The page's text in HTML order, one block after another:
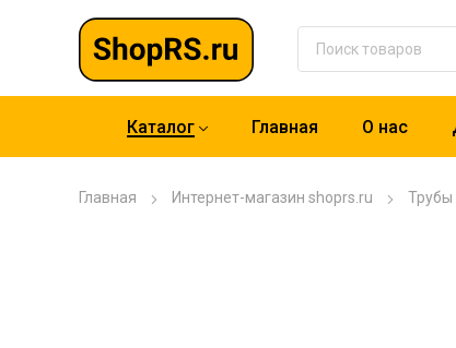
Каталог Главная О нас
Главная Интернет-магазин shoprs.ru Трубы